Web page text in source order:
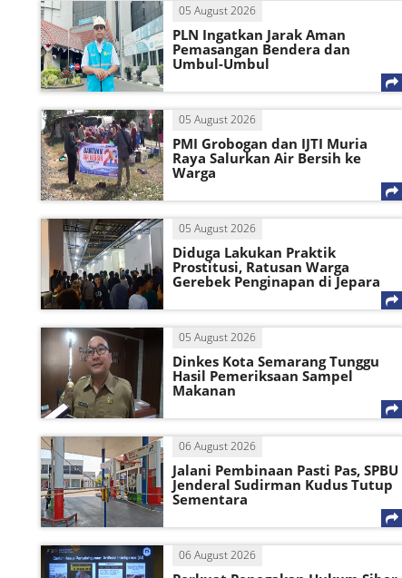
05 August 2026
PLN Ingatkan Jarak Aman
Pemasangan Bendera dan
Umbul-Umbul
05 August 2026
PMI Grobogan dan IJTI Muria
Raya Salurkan Air Bersih ke
Warga
05 August 2026
Diduga Lakukan Praktik
Prostitusi, Ratusan Warga
Gerebek Penginapan di Jepara
05 August 2026
Dinkes Kota Semarang Tunggu
Hasil Pemeriksaan Sampel
Makanan
06 August 2026
Jalani Pembinaan Pasti Pas, SPBU
Jenderal Sudirman Kudus Tutup
Sementara
06 August 2026